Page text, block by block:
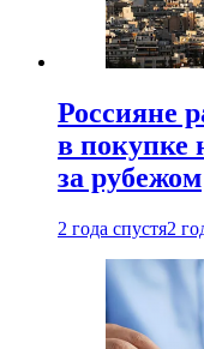
Россияне
в покупке
за рубежом
2 года спустя2